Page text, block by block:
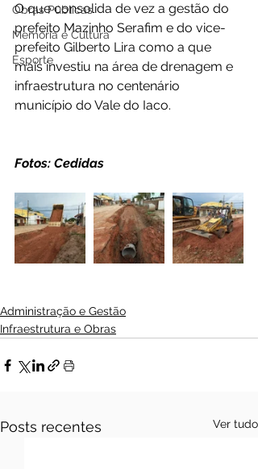
Obras Públicas
Memória e Cultura
Esporte
O que consolida de vez a gestão do
prefeito Mazinho Serafim e do vice-
prefeito Gilberto Lira como a que
mais investiu na área de drenagem e
infraestrutura no centenário
município do Vale do Iaco.
Fotos: Cedidas
Administração e Gestão
Infraestrutura e Obras
Posts recentes Ver tudo